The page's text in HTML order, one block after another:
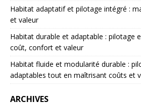
Habitat adaptatif et pilotage intégré :
et valeur
Habitat durable et adaptable : pilotage
coût, confort et valeur
Habitat fluide et modularité durable :
adaptables tout en maîtrisant coûts et
ARCHIVES